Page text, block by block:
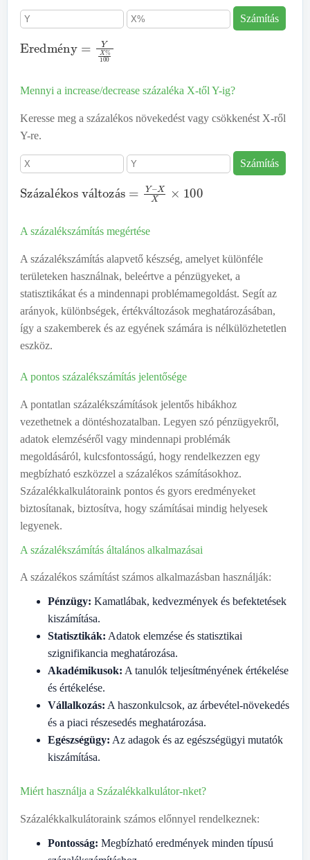
Számítás
é
Eredmény X%
Mennyi a increase/decrease százaléka X-től Y-ig?
Keresse meg a százalékos növekedést vagy csökkenést X-ről
Y-re.
Számítás
á é á á
Százalékos változás –XX 100
A százalékszámítás megértése
A százalékszámítás alapvető készség, amelyet különféle
területeken használnak, beleértve a pénzügyeket, a
statisztikákat és a mindennapi problémamegoldást. Segít az
arányok, különbségek, értékváltozások meghatározásában,
így a szakemberek és az egyének számára is nélkülözhetetlen
eszköz.
A pontos százalékszámítás jelentősége
A pontatlan százalékszámítások jelentős hibákhoz
vezethetnek a döntéshozatalban. Legyen szó pénzügyekről,
adatok elemzéséről vagy mindennapi problémák
megoldásáról, kulcsfontosságú, hogy rendelkezzen egy
megbízható eszközzel a százalékos számításokhoz.
Százalékkalkulátoraink pontos és gyors eredményeket
biztosítanak, biztosítva, hogy számításai mindig helyesek
legyenek.
A százalékszámítás általános alkalmazásai
A százalékos számítást számos alkalmazásban használják:
Pénzügy: Kamatlábak, kedvezmények és befektetések
kiszámítása.
Statisztikák: Adatok elemzése és statisztikai
szignifikancia meghatározása.
Akadémikusok: A tanulók teljesítményének értékelése
és értékelése.
Vállalkozás: A haszonkulcsok, az árbevétel-növekedés
és a piaci részesedés meghatározása.
Egészségügy: Az adagok és az egészségügyi mutatók
kiszámítása.
Miért használja a Százalékkalkulátor-nket?
Százalékkalkulátoraink számos előnnyel rendelkeznek:
Pontosság: Megbízható eredmények minden típusú